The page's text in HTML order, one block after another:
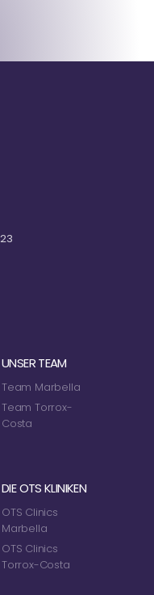
UNSER TEAM
Team Marbella
Team Torrox-
Costa
DIE OTS KLINIKEN
OTS Clinics
Marbella
OTS Clinics
Torrox-Costa